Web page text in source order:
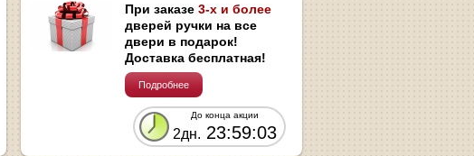
При заказе 3-х и более
дверей ручки на все
двери в подарок!
Доставка бесплатная!
Подробнее
До конца акции
2дн. 23:59:02